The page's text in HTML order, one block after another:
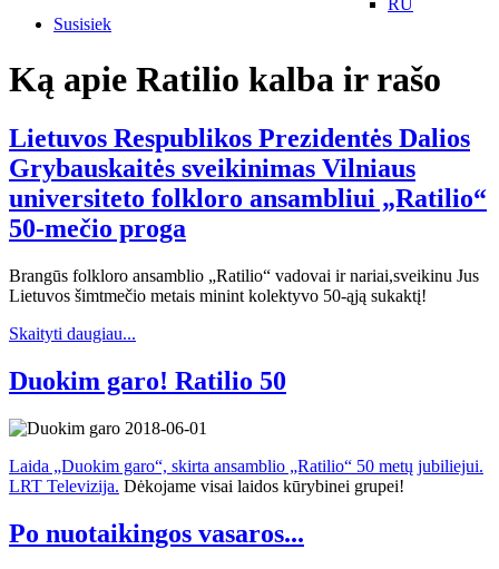
RU
Susisiek
Ką apie Ratilio kalba ir rašo
Lietuvos Respublikos Prezidentės Dalios
Grybauskaitės sveikinimas Vilniaus
universiteto folkloro ansambliui „Ratilio“
50-mečio proga
Brangūs folkloro ansamblio „Ratilio“ vadovai ir nariai,sveikinu Jus
Lietuvos šimtmečio metais minint kolektyvo 50-ąją sukaktį!
Skaityti daugiau...
Duokim garo! Ratilio 50
Laida „Duokim garo“, skirta ansamblio „Ratilio“ 50 metų jubiliejui.
LRT Televizija. Dėkojame visai laidos kūrybinei grupei!
Po nuotaikingos vasaros...